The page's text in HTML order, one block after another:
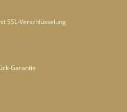
SSL-Verschlüsselung
Garantie